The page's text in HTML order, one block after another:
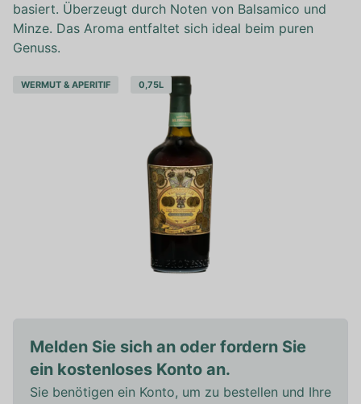
basiert. Überzeugt durch Noten von Balsamico und
Minze. Das Aroma entfaltet sich ideal beim puren
Genuss.
WERMUT & APERITIF 0,75L
Melden Sie sich an oder fordern Sie
ein kostenloses Konto an.
Sie benötigen ein Konto, um zu bestellen und Ihre